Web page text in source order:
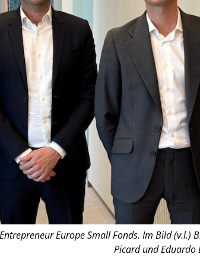
Europe Small Fonds. Im Bild (v.l.)
Picard und Eduardo